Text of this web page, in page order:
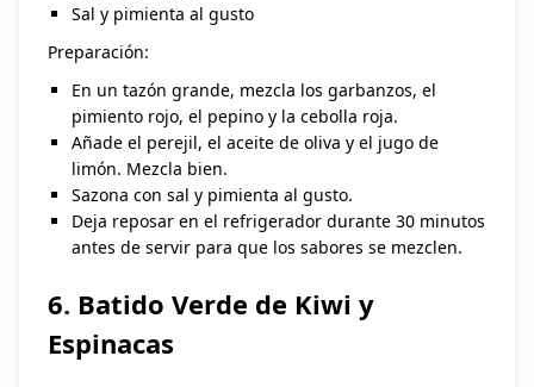
Sal y pimienta al gusto
Preparación:
En un tazón grande, mezcla los garbanzos, el
pimiento rojo, el pepino y la cebolla roja.
Añade el perejil, el aceite de oliva y el jugo de
limón. Mezcla bien.
Sazona con sal y pimienta al gusto.
Deja reposar en el refrigerador durante 30 minutos
antes de servir para que los sabores se mezclen.
6. Batido Verde de Kiwi y
Espinacas